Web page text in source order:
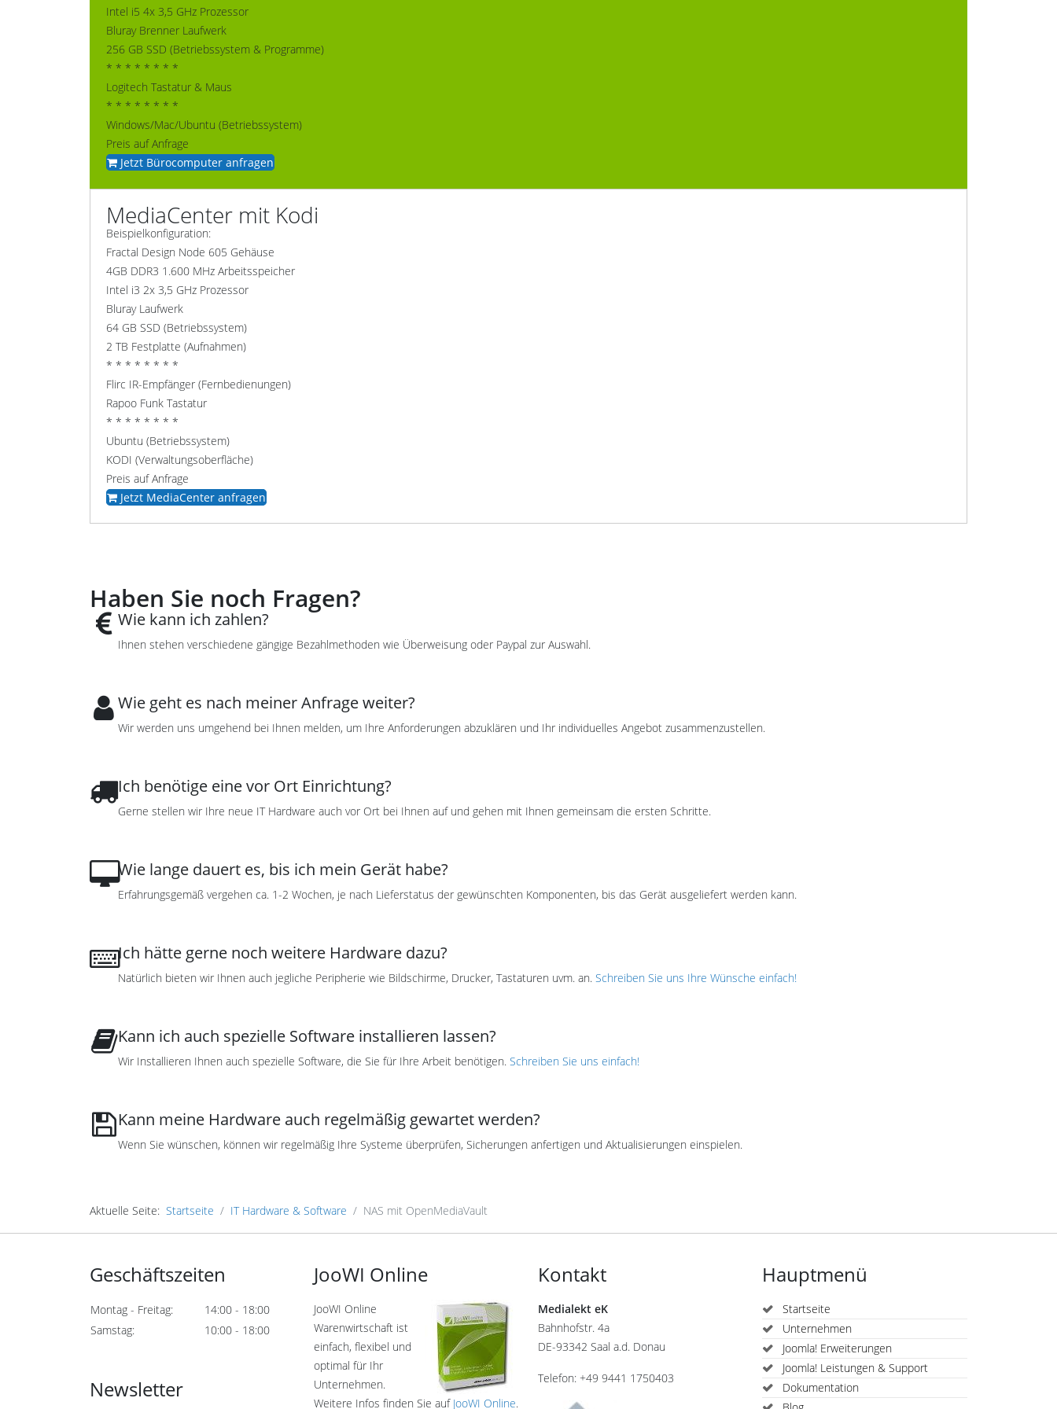
Intel i5 4x 3,5 GHz Prozessor
Bluray Brenner Laufwerk
256 GB SSD (Betriebssystem & Programme)
* * * * * * * *
Logitech Tastatur & Maus
* * * * * * * *
Windows/Mac/Ubuntu (Betriebssystem)
Preis auf Anfrage
Jetzt Bürocomputer anfragen
MediaCenter mit Kodi
Beispielkonfiguration:
Fractal Design Node 605 Gehäuse
4GB DDR3 1.600 MHz Arbeitsspeicher
Intel i3 2x 3,5 GHz Prozessor
Bluray Laufwerk
64 GB SSD (Betriebssystem)
2 TB Festplatte (Aufnahmen)
* * * * * * * *
Flirc IR-Empfänger (Fernbedienungen)
Rapoo Funk Tastatur
* * * * * * * *
Ubuntu (Betriebssystem)
KODI (Verwaltungsoberfläche)
Preis auf Anfrage
Jetzt MediaCenter anfragen
Haben Sie noch Fragen?
Wie kann ich zahlen?
Ihnen stehen verschiedene gängige Bezahlmethoden wie Überweisung oder Paypal zur Auswahl.
Wie geht es nach meiner Anfrage weiter?
Wir werden uns umgehend bei Ihnen melden, um Ihre Anforderungen abzuklären und Ihr individuelles Angebot zusammenzustellen.
Ich benötige eine vor Ort Einrichtung?
Gerne stellen wir Ihre neue IT Hardware auch vor Ort bei Ihnen auf und gehen mit Ihnen gemeinsam die ersten Schritte.
Wie lange dauert es, bis ich mein Gerät habe?
Erfahrungsgemäß vergehen ca. 1-2 Wochen, je nach Lieferstatus der gewünschten Komponenten, bis das Gerät ausgeliefert werden kann.
Ich hätte gerne noch weitere Hardware dazu?
Natürlich bieten wir Ihnen auch jegliche Peripherie wie Bildschirme, Drucker, Tastaturen uvm. an. Schreiben Sie uns Ihre Wünsche einfach!
Kann ich auch spezielle Software installieren lassen?
Wir Installieren Ihnen auch spezielle Software, die Sie für Ihre Arbeit benötigen. Schreiben Sie uns einfach!
Kann meine Hardware auch regelmäßig gewartet werden?
Wenn Sie wünschen, können wir regelmäßig Ihre Systeme überprüfen, Sicherungen anfertigen und Aktualisierungen einspielen.
Aktuelle Seite: Startseite IT Hardware & Software NAS mit OpenMediaVault
Geschäftszeiten
Montag - Freitag:
14:00 - 18:00
Samstag:
10:00 - 18:00
Newsletter
JooWI Online
JooWI Online
Warenwirtschaft ist
einfach, flexibel und
optimal für Ihr
Unternehmen.
Weitere Infos finden Sie auf JooWI Online.
Kontakt
Medialekt eK
Bahnhofstr. 4a
DE-93342 Saal a.d. Donau
Telefon: +49 9441 1750403
Hauptmenü
Startseite
Unternehmen
Joomla! Erweiterungen
Joomla! Leistungen & Support
Dokumentation